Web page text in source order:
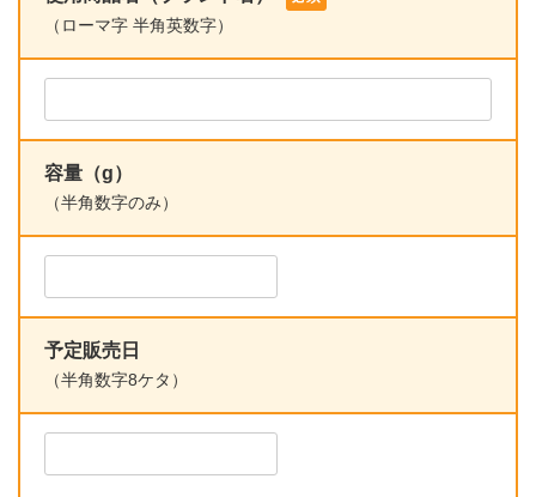
（ローマ字 半角英数字）
容量（g）
（半角数字のみ）
予定販売日
（半角数字8ケタ）